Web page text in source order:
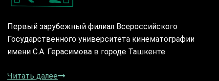
Первый зарубежный филиал Всероссийского
Государственного университета кинематографии
имени С.А. Герасимова в городе Ташкенте
Читать далее